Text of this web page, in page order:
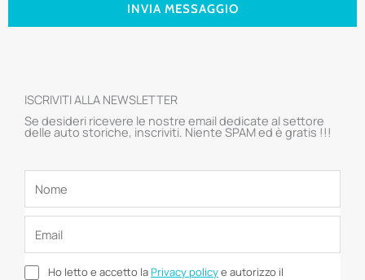
INVIA MESSAGGIO
ISCRIVITI ALLA NEWSLETTER
Se desideri ricevere le nostre email dedicate al settore
delle auto storiche, inscriviti. Niente SPAM ed è gratis !!!
Ho letto e accetto laPrivacy policye autorizzo il